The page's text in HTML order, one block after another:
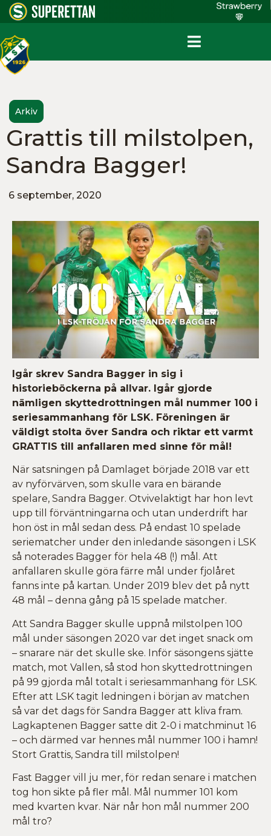
Arkiv
Grattis till milstolpen,
Sandra Bagger!
6 september, 2020
Igår skrev Sandra Bagger in sig i
historieböckerna på allvar. Igår gjorde
nämligen skyttedrottningen mål nummer 100 i
seriesammanhang för LSK. Föreningen är
väldigt stolta över Sandra och riktar ett varmt
GRATTIS till anfallaren med sinne för mål!
När satsningen på Damlaget började 2018 var ett
av nyförvärven, som skulle vara en bärande
spelare, Sandra Bagger. Otvivelaktigt har hon levt
upp till förväntningarna och utan underdrift har
hon öst in mål sedan dess. På endast 10 spelade
seriematcher under den inledande säsongen i LSK
så noterades Bagger för hela 48 (!) mål. Att
anfallaren skulle göra färre mål under fjolåret
fanns inte på kartan. Under 2019 blev det på nytt
48 mål – denna gång på 15 spelade matcher.
Att Sandra Bagger skulle uppnå milstolpen 100
mål under säsongen 2020 var det inget snack om
– snarare när det skulle ske. Inför säsongens sjätte
match, mot Vallen, så stod hon skyttedrottningen
på 99 gjorda mål totalt i seriesammanhang för LSK.
Efter att LSK tagit ledningen i början av matchen
så var det dags för Sandra Bagger att kliva fram.
Lagkaptenen Bagger satte dit 2-0 i matchminut 16
– och därmed var hennes mål nummer 100 i hamn!
Stort Grattis, Sandra till milstolpen!
Fast Bagger vill ju mer, för redan senare i matchen
tog hon sikte på fler mål. Mål nummer 101 kom
med kvarten kvar. När når hon mål nummer 200
mål tro?